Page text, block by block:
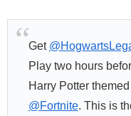
Get
Play two hours
Harry Potter
@Fortnite. This is